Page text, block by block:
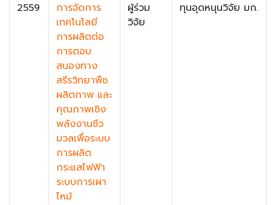
2559
การจัดการ
เทคโนโลยี
การผลิตต่อ
การตอบ
สนองทาง
สรีรวิทยาพืช
ผลิตภาพ และ
คุณภาพเชิง
พลังงานชีว
มวลเพื่อระบบ
การผลิต
กระแสไฟฟ้า
ระบบการเผา
ไหม้
ผู้ร่วม
วิจัย
ทุนอุดหนุนวิจัย มก.